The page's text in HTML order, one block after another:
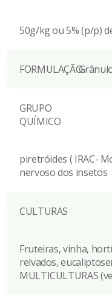
50g/kg ou 5% (p/p)
FORMULAÇÃO
GRUPO
QUÍMICO
piretróides ( IRAC-
nervoso dos insetos
CULTURAS
Fruteiras, vinha,
relvados,
MULTICULTURAS